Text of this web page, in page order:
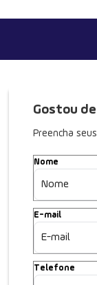
Gostou
Preencha
Nome
E-mail
Telefone